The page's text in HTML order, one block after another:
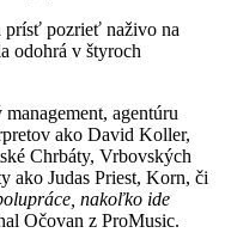
prísť pozrieť naživo na
odohrá v štyroch
agentúru
ako David Koller,
Chrbáty, Vrbovských
ako Judas Priest, Korn, či
nakoľko ide
Očovan z ProMusic.